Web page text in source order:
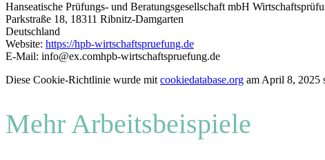
Hanseatische Prüfungs- und Beratungsgesellschaft mbH
Parkstraße 18, 18311 Ribnitz-Damgarten
Deutschland
Website: https://hpb-wirtschaftspruefung.de
E-Mail: info@ex.comhpb-wirtschaftspruefung.de
Diese Cookie-Richtlinie wurde mitcookiedatabase.org am April 8, 2025
Mehr Arbeitsbeispiele